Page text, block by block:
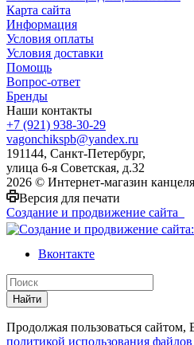
Карта сайта
Информация
Условия оплаты
Условия доставки
Помощь
Вопрос-ответ
Бренды
Наши контакты
+7 (921) 938-30-29
vagonchikspb@yandex.ru
191144, Санкт-Петербург,
улица 6-я Советская, д.32
2026 © Интернет-магазин
Версия для печати
Создание и продвижение сайта
Вконтакте
Найти
Продолжая пользоваться сайтом,
политикой использования